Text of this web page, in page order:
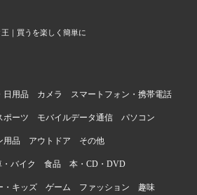
王｜買うを楽しく簡単に
日用品 カメラ スマートフォン・携帯電話
ポーツ モバイルデータ通信 パソコン
用品 アウトドア その他
・バイク 食品 本・CD・DVD
・キッズ ゲーム ファッション 趣味